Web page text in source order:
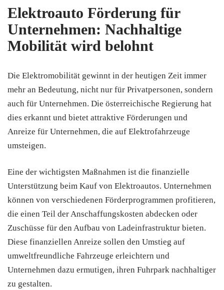
Elektroauto Förderung für
Unternehmen: Nachhaltige
Mobilität wird belohnt
Die Elektromobilität gewinnt in der heutigen Zeit immer
mehr an Bedeutung, nicht nur für Privatpersonen, sondern
auch für Unternehmen. Die österreichische Regierung hat
dies erkannt und bietet attraktive Förderungen und
Anreize für Unternehmen, die auf Elektrofahrzeuge
umsteigen.
Eine der wichtigsten Maßnahmen ist die finanzielle
Unterstützung beim Kauf von Elektroautos. Unternehmen
können von verschiedenen Förderprogrammen profitieren,
die einen Teil der Anschaffungskosten abdecken oder
Zuschüsse für den Aufbau von Ladeinfrastruktur bieten.
Diese finanziellen Anreize sollen den Umstieg auf
umweltfreundliche Fahrzeuge erleichtern und
Unternehmen dazu ermutigen, ihren Fuhrpark nachhaltiger
zu gestalten.